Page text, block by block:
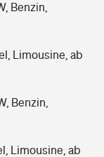
Benzin,
Limousine, ab
Benzin,
Limousine, ab